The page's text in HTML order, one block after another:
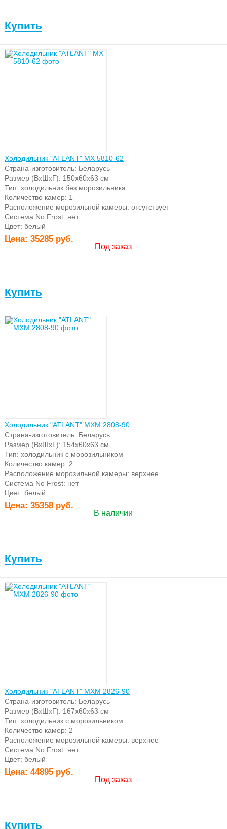
Сушильные
машины
Котлы
оборудование
Купить
Холодильник "ATLANT" МХ 5810-62
Страна-изготовитель: Беларусь
Размер (ВхШхГ): 150х60х63 см
Тип: холодильник без морозильника
Количество камер: 1
Расположение морозильной камеры: отсутствует
Система No Frost: нет
Цвет: белый
Цена: 35285 руб.
Под заказ
Купить
Холодильник "ATLANT" МХМ 2808-90
Страна-изготовитель: Беларусь
Размер (ВхШхГ): 154х60х63 см
Тип: холодильник с морозильником
Количество камер: 2
Расположение морозильной камеры: верхнее
Система No Frost: нет
Цвет: белый
Цена: 35358 руб.
В наличии
Купить
Холодильник "ATLANT" МХМ 2826-90
Страна-изготовитель: Беларусь
Размер (ВхШхГ): 167х60х63 см
Тип: холодильник с морозильником
Количество камер: 2
Расположение морозильной камеры: верхнее
Система No Frost: нет
Цвет: белый
Цена: 44895 руб.
Под заказ
Купить